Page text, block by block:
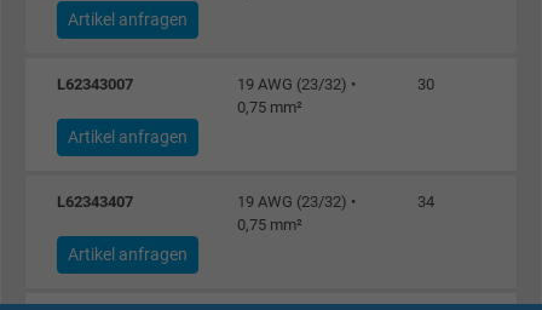
Artikel anfragen
L62343007
19 AWG (23/32) •
0,75 mm²
30
Artikel anfragen
L62343407
19 AWG (23/32) •
0,75 mm²
34
Artikel anfragen